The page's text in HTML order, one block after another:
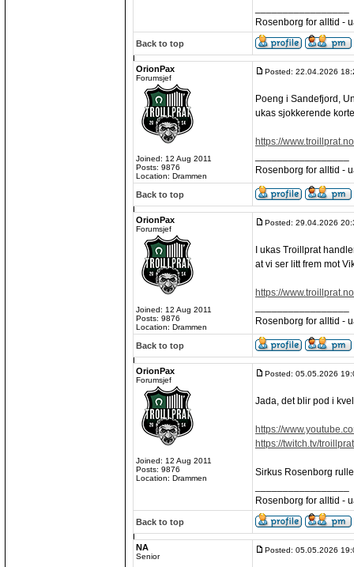
Rosenborg for alltid -
Back to top
OrionPax
Forumsjef
Joined: 12 Aug 2011
Posts: 9876
Location: Drammen
Posted: 22.04.2026
Poeng i Sandefjord,
ukas sjokkerende
https://
Rosenborg for alltid -
Back to top
OrionPax
Forumsjef
Joined: 12 Aug 2011
Posts: 9876
Location: Drammen
Posted: 29.04.2026
I ukas Troillprat
at vi ser litt frem mot
https://
Rosenborg for alltid -
Back to top
OrionPax
Forumsjef
Joined: 12 Aug 2011
Posts: 9876
Location: Drammen
Posted: 05.05.2026
Jada, det blir pod i
https://
https://twitch.tv/troillprat
Sirkus Rosenborg
Rosenborg for alltid -
Back to top
NA
Senior
Posted: 05.05.2026